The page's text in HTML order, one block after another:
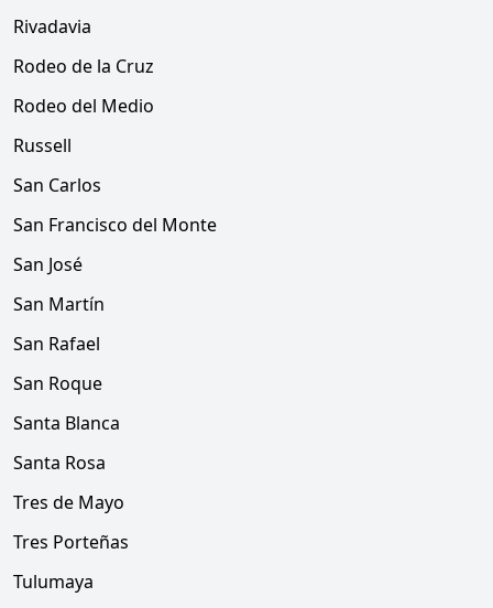
Rivadavia
Rodeo de la Cruz
Rodeo del Medio
Russell
San Carlos
San Francisco del Monte
San José
San Martín
San Rafael
San Roque
Santa Blanca
Santa Rosa
Tres de Mayo
Tres Porteñas
Tulumaya